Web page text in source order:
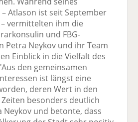
n
Atlason ist seit September
vermittelten ihm die
und FBG-
Petra Neykov und ihr Team
Einblick in die Vielfalt des
den gemeinsamen
ist längst eine
deren Wert in den
besonders deutlich
Neykov und betonte, dass